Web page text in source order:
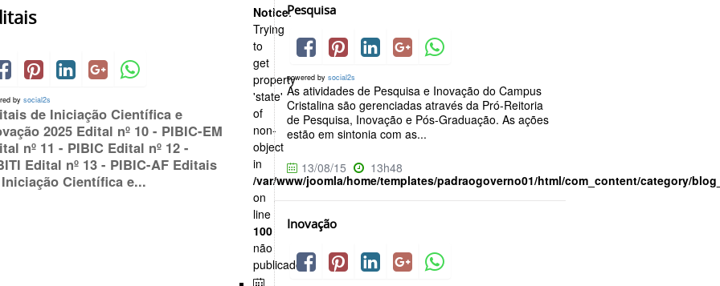
bysocial2s
de Iniciação Científica e
2025 Edital nº 10 - PIBIC-EM
nº 11 - PIBIC Edital nº 12 -
Edital nº 13 - PIBIC-AF Editais
Científica e...
Notice:
Trying
to
get
property
'state'
of
non-
object
in
/var/www/joomla/home/templates/padraogoverno01/html/com_content/category/
on
line
100
não
publicado
Pesquisa
powered bysocial2s
As atividades de Pesquisa e Inovação do Campus
Cristalina são gerenciadas através da Pró-Reitoria
de Pesquisa, Inovação e Pós-Graduação. As ações
estão em sintonia com as...
13/08/15 13h48
Inovação